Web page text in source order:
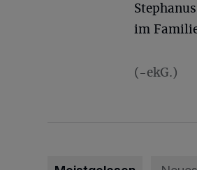
im
(-ekG.)